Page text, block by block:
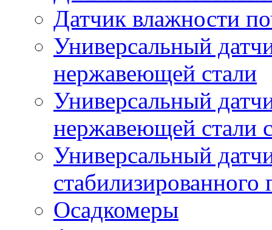
Датчик влажности
Универсальный
нержавеющей стали
Универсальный
нержавеющей стали
Универсальный
стабилизированного
Осадкомеры